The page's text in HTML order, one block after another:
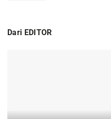
Dari EDITOR